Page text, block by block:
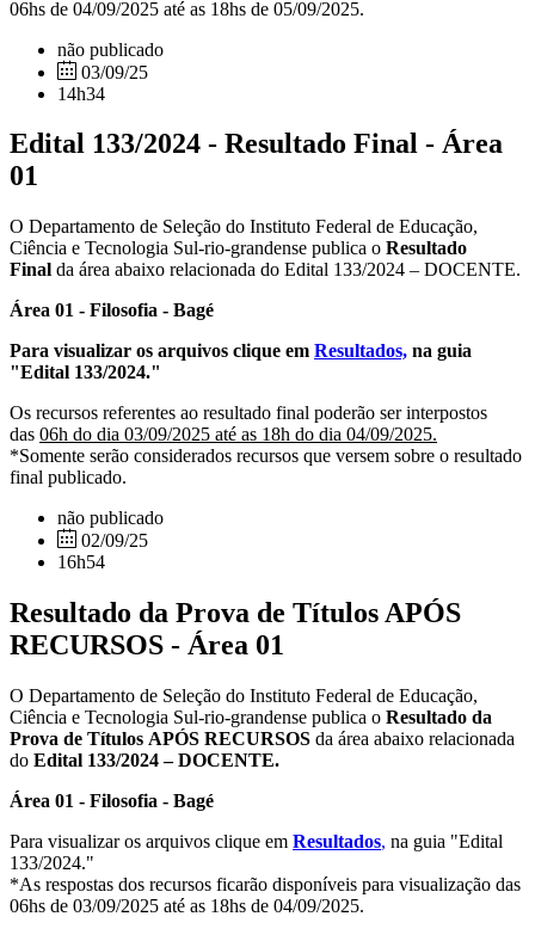
06hs de 04/09/2025 até as 18hs de 05/09/2025.
não publicado
03/09/25
14h34
Edital 133/2024 - Resultado Final - Área
01
O Departamento de Seleção do Instituto Federal de Educação,
Ciência e Tecnologia Sul-rio-grandense publica o Resultado
Final da área abaixo relacionada do Edital 133/2024 – DOCENTE.
Área 01 - Filosofia - Bagé
Para visualizar os arquivos clique em Resultados, na guia
"Edital 133/2024."
Os recursos referentes ao resultado final poderão ser interpostos
das 06h do dia 03/09/2025 até as 18h do dia 04/09/2025.
*Somente serão considerados recursos que versem sobre o resultado
final publicado.
não publicado
02/09/25
16h54
Resultado da Prova de Títulos APÓS
RECURSOS - Área 01
O Departamento de Seleção do Instituto Federal de Educação,
Ciência e Tecnologia Sul-rio-grandense publica o Resultado da
Prova de Títulos APÓS RECURSOS da área abaixo relacionada
do Edital 133/2024 – DOCENTE.
Área 01 - Filosofia - Bagé
Para visualizar os arquivos clique em Resultados, na guia "Edital
133/2024."
*As respostas dos recursos ficarão disponíveis para visualização das
06hs de 03/09/2025 até as 18hs de 04/09/2025.